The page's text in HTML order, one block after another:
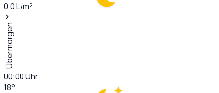
0,0L/m²
Übermorgen
00:00Uhr
18°